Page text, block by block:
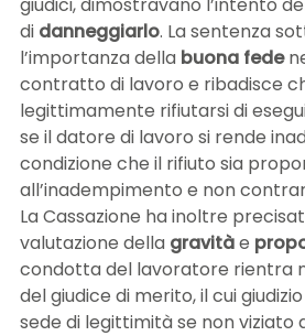
di danneggiarlo. La sentenza
l’importanza della buona fede
contratto di lavoro e ribadisce
legittimamente rifiutarsi di
se il datore di lavoro si rende
condizione che il rifiuto sia
all’inadempimento e non
La Cassazione ha inoltre
valutazione della gravitàe
condotta del lavoratore rientra
del giudice di merito, il cui
sede di legittimità se non viziato